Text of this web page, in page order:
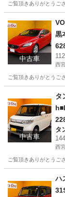
ご覧頂きありがとうご
中古車
黒
西
ご覧頂きありがとうご
中古車
タ
タ
西
ご覧頂きありがとうご
ハ